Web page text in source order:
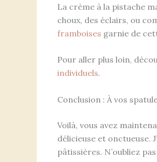
La crème à la pistache
choux, des éclairs, ou
framboises garnie de
Pour aller plus loin,
individuels.
Conclusion : À vos
Voilà, vous avez
délicieuse et onctueuse.
pâtissières. N’oubliez